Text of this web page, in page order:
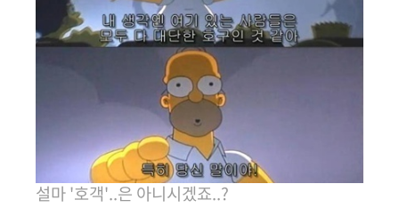
설마 '호객'..은 아니시겠죠..?